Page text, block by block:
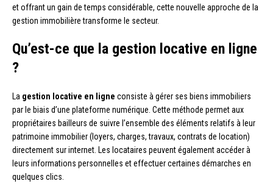
et offrant un gain de temps considérable, cette nouvelle approche de la
gestion immobilière transforme le secteur.
Qu’est-ce que la gestion locative en ligne
?
La gestion locative en ligne consiste à gérer ses biens immobiliers
par le biais d’une plateforme numérique. Cette méthode permet aux
propriétaires bailleurs de suivre l’ensemble des éléments relatifs à leur
patrimoine immobilier (loyers, charges, travaux, contrats de location)
directement sur internet. Les locataires peuvent également accéder à
leurs informations personnelles et effectuer certaines démarches en
quelques clics.